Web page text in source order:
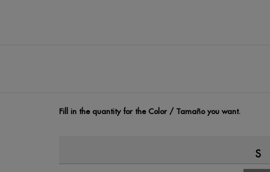
Fill in the quantity for the Color / Tamaño you want.
S